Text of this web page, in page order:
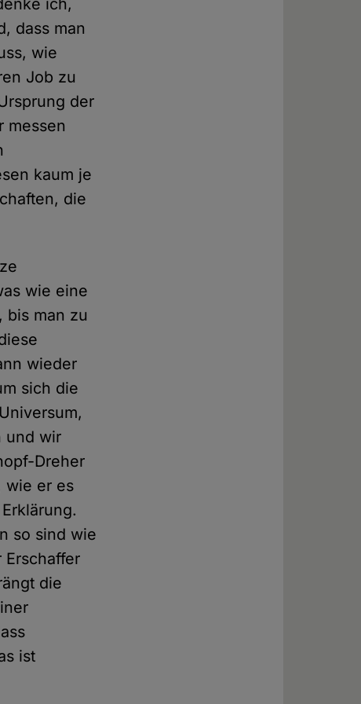
ich,
dass man
wie
Job zu
der
messen
kaum je
die
wie eine
bis man zu
wieder
sich die
und wir
Dreher
wie er es
so sind wie
die
ist